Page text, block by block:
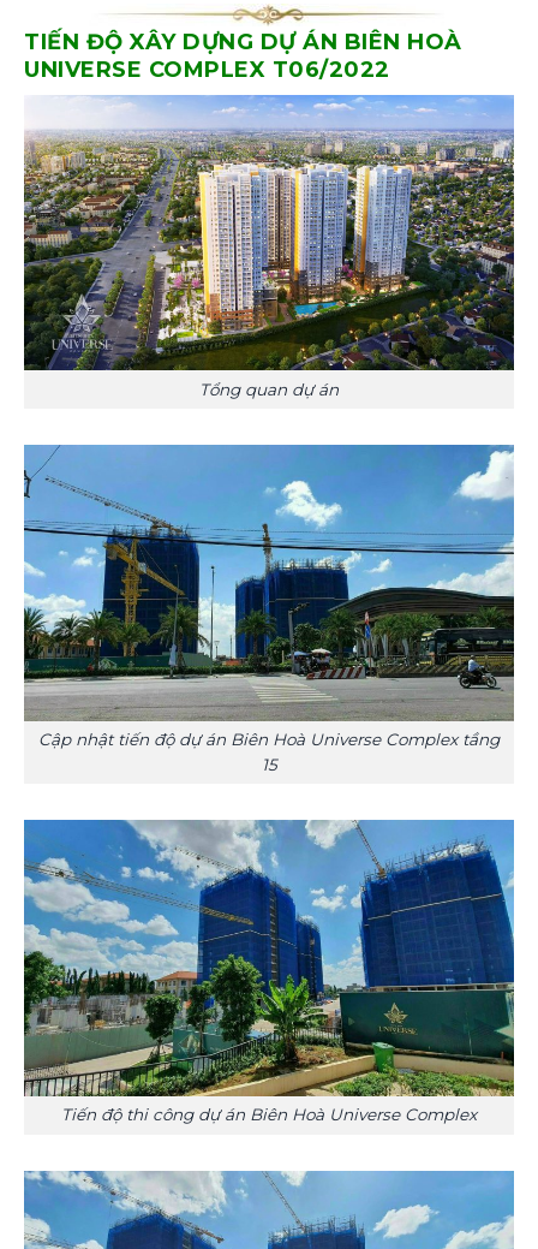
TIẾN ĐỘ XÂY DỰNG DỰ ÁN BIÊN HOÀ
UNIVERSE COMPLEX T06/2022
Tổng quan dự án
Cập nhật tiến độ dự án Biên Hoà Universe Complex tầng
15
Tiến độ thi công dự án Biên Hoà Universe Complex